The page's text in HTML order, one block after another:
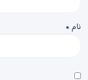
نام *